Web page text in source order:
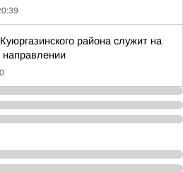
района служит на